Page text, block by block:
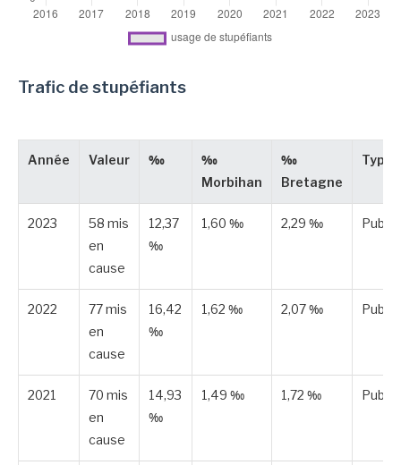
Trafic de stupéfiants
Année Valeur ‰
‰
Morbihan
‰
Bretagne
Type
2023
58 mis
en
cause
12,37
‰
1,60 ‰ 2,29 ‰
2022
77 mis
en
cause
16,42
‰
1,62 ‰ 2,07 ‰
2021
70 mis
en
cause
14,93
‰
1,49 ‰ 1,72 ‰